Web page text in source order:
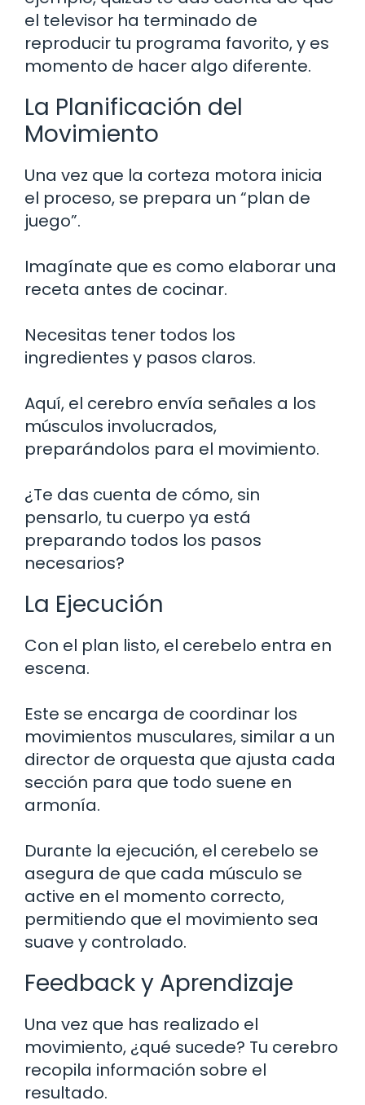
el televisor ha terminado de
reproducir tu programa favorito, y es
momento de hacer algo diferente.
La Planificación del
Movimiento
Una vez que la corteza motora inicia
el proceso, se prepara un “plan de
juego”.
Imagínate que es como elaborar una
receta antes de cocinar.
Necesitas tener todos los
ingredientes y pasos claros.
Aquí, el cerebro envía señales a los
músculos involucrados,
preparándolos para el movimiento.
¿Te das cuenta de cómo, sin
pensarlo, tu cuerpo ya está
preparando todos los pasos
necesarios?
La Ejecución
Con el plan listo, el cerebelo entra en
escena.
Este se encarga de coordinar los
movimientos musculares, similar a un
director de orquesta que ajusta cada
sección para que todo suene en
armonía.
Durante la ejecución, el cerebelo se
asegura de que cada músculo se
active en el momento correcto,
permitiendo que el movimiento sea
suave y controlado.
Feedback y Aprendizaje
Una vez que has realizado el
movimiento, ¿qué sucede? Tu cerebro
recopila información sobre el
resultado.